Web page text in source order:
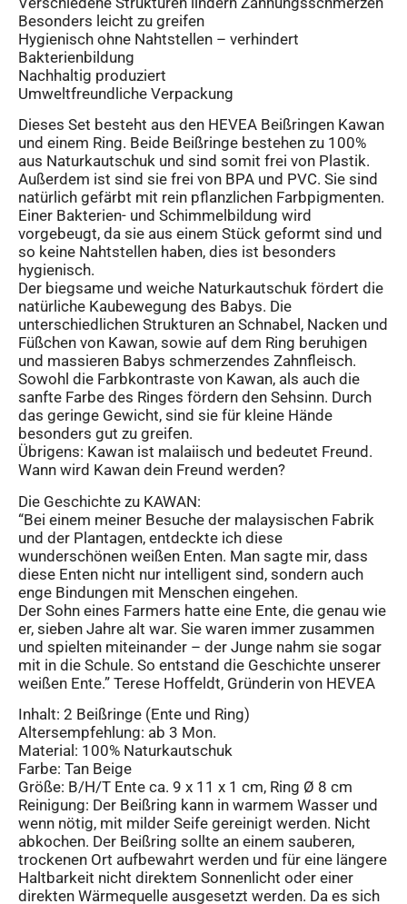
Besonders leicht zu greifen
Hygienisch ohne Nahtstellen – verhindert
Bakterienbildung
Nachhaltig produziert
Umweltfreundliche Verpackung
Dieses Set besteht aus den HEVEA Beißringen Kawan
und einem Ring. Beide Beißringe bestehen zu 100%
aus Naturkautschuk und sind somit frei von Plastik.
Außerdem ist sind sie frei von BPA und PVC. Sie sind
natürlich gefärbt mit rein pflanzlichen Farbpigmenten.
Einer Bakterien- und Schimmelbildung wird
vorgebeugt, da sie aus einem Stück geformt sind und
so keine Nahtstellen haben, dies ist besonders
hygienisch.
Der biegsame und weiche Naturkautschuk fördert die
natürliche Kaubewegung des Babys. Die
unterschiedlichen Strukturen an Schnabel, Nacken und
Füßchen von Kawan, sowie auf dem Ring beruhigen
und massieren Babys schmerzendes Zahnfleisch.
Sowohl die Farbkontraste von Kawan, als auch die
sanfte Farbe des Ringes fördern den Sehsinn. Durch
das geringe Gewicht, sind sie für kleine Hände
besonders gut zu greifen.
Übrigens: Kawan ist malaiisch und bedeutet Freund.
Wann wird Kawan dein Freund werden?
Die Geschichte zu KAWAN:
“Bei einem meiner Besuche der malaysischen Fabrik
und der Plantagen, entdeckte ich diese
wunderschönen weißen Enten. Man sagte mir, dass
diese Enten nicht nur intelligent sind, sondern auch
enge Bindungen mit Menschen eingehen.
Der Sohn eines Farmers hatte eine Ente, die genau wie
er, sieben Jahre alt war. Sie waren immer zusammen
und spielten miteinander – der Junge nahm sie sogar
mit in die Schule. So entstand die Geschichte unserer
weißen Ente.” Terese Hoffeldt, Gründerin von HEVEA
Inhalt: 2 Beißringe (Ente und Ring)
Altersempfehlung: ab 3 Mon.
Material: 100% Naturkautschuk
Farbe: Tan Beige
Größe: B/H/T Ente ca. 9 x 11 x 1 cm, Ring Ø 8 cm
Reinigung: Der Beißring kann in warmem Wasser und
wenn nötig, mit milder Seife gereinigt werden. Nicht
abkochen. Der Beißring sollte an einem sauberen,
trockenen Ort aufbewahrt werden und für eine längere
Haltbarkeit nicht direktem Sonnenlicht oder einer
direkten Wärmequelle ausgesetzt werden. Da es sich